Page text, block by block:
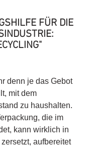
FÜR DIE
denn je das Gebot
mit dem
zu haushalten.
die im
kann wirklich in
aufbereitet